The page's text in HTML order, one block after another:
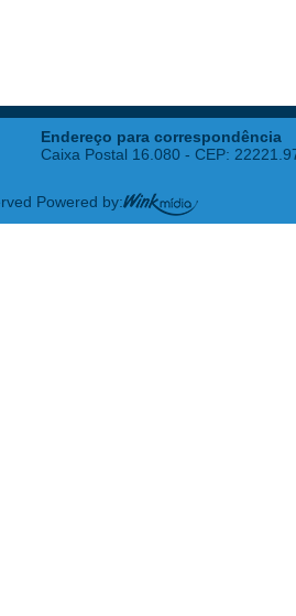
Endereço para correspondência
Caixa Postal 16.080 - CEP:
Powered by: